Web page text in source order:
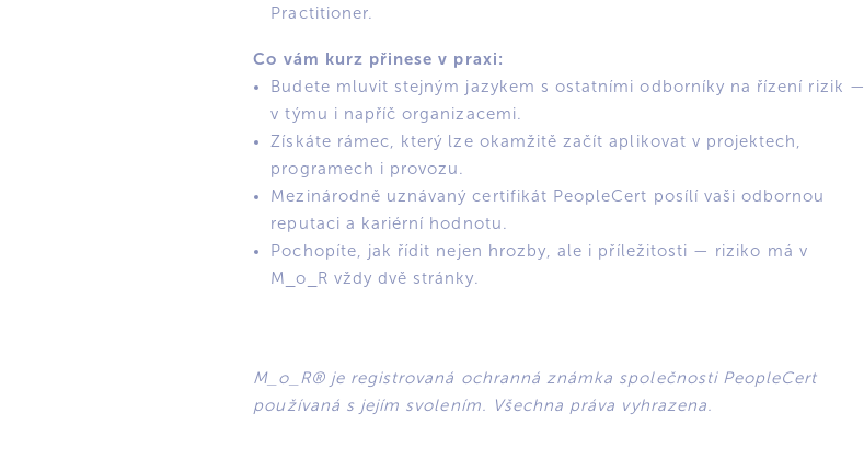
Practitioner.
Co vám kurz přinese v praxi:
Budete mluvit stejným jazykem s ostatními odborníky na řízení rizik —
v týmu i napříč organizacemi.
Získáte rámec, který lze okamžitě začít aplikovat v projektech,
programech i provozu.
Mezinárodně uznávaný certifikát PeopleCert posílí vaši odbornou
reputaci a kariérní hodnotu.
Pochopíte, jak řídit nejen hrozby, ale i příležitosti — riziko má v
M_o_R vždy dvě stránky.
M_o_R® je registrovaná ochranná známka společnosti PeopleCert
používaná s jejím svolením. Všechna práva vyhrazena.